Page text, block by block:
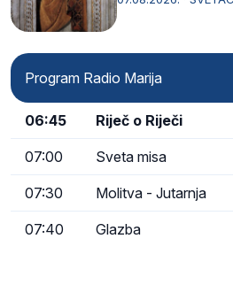
Program Radio Marija
06:45 Riječ o Riječi
07:00 Sveta misa
07:30 Molitva - Jutarnja
07:40 Glazba